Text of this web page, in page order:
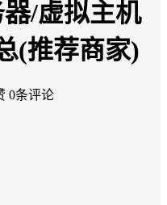
/虚拟主机
(推荐商家)
0条评论